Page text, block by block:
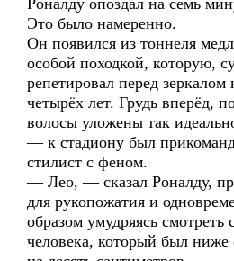
Роналду опоздал на семь
Это было намеренно.
Он появился из тоннеля
особой походкой, которую,
репетировал перед
четырёх лет. Грудь вперёд,
волосы уложены так
— к стадиону был
стилист с феном.
— Лео, — сказал Роналду,
для рукопожатия и
образом умудряясь смотреть
человека, который был ниже